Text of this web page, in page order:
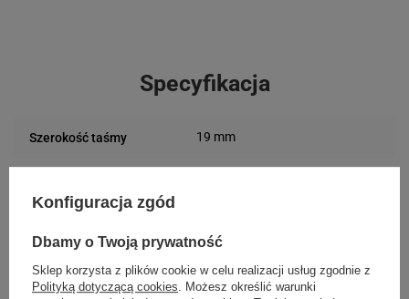
Specyfikacja
Szerokość taśmy 19 mm
taśmy
Czarny
Podmiot
Konfiguracja zgód
Dbamy o Twoją prywatność
Sklep korzysta z plików cookie w celu realizacji usług zgodnie z
Polityką dotyczącą cookies. Możesz określić warunki